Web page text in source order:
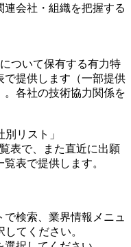
会社・組織を把握する
ついて保有する有力特
で提供します（一部提供
各社の技術協力関係を
リスト」
表で、また直近に出願
表で提供します。
検索、業界情報メニュ
てください。